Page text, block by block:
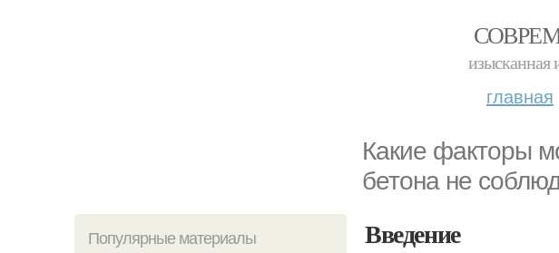
изысканная
главная
Какие факторы
бетона не
Популярные материалы Введение